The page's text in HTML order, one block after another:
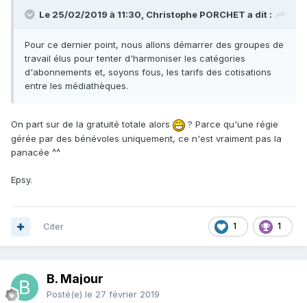
Le 25/02/2019 à 11:30, Christophe PORCHET a dit :
Pour ce dernier point, nous allons démarrer des groupes de
travail élus pour tenter d'harmoniser les catégories
d'abonnements et, soyons fous, les tarifs des cotisations
entre les médiathèques.
On part sur de la gratuité totale alors
? Parce qu'une régie
gérée par des bénévoles uniquement, ce n'est vraiment pas la
panacée ^^
Epsy.
1 1
Citer
B. Majour
Posté(e) le 27 février 2019